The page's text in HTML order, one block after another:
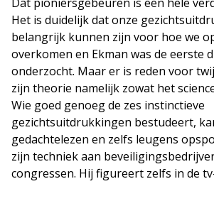
Het is duidelijk dat onze
belangrijk kunnen zijn voor hoe we
overkomen en Ekman was de eerste
onderzocht. Maar er is reden voor
zijn theorie namelijk zowat het
Wie goed genoeg de zes instinctieve
gezichtsuitdrukkingen bestudeert,
gedachtelezen en zelfs leugens
zijn techniek aan
congressen. Hij figureert zelfs in de